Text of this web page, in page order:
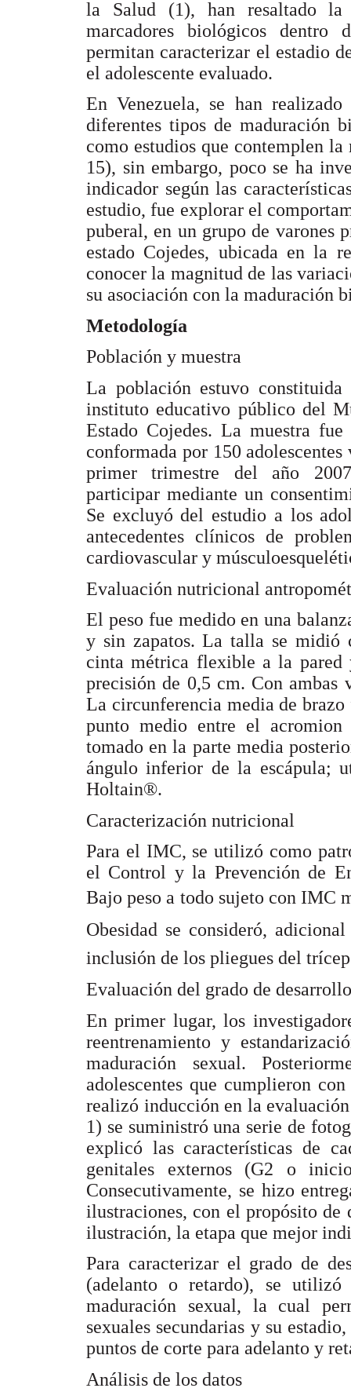
la Salud (1), han resaltado la
marcadores biológicos
permitan caracterizar el estadio
el adolescente evaluado.
En Venezuela, se han
diferentes tipos de maduración
como estudios que contemplen
15), sin embargo, poco se ha
indicador según las
estudio, fue explorar el
puberal, en un grupo de varones
estado Cojedes, ubicada en la
conocer la magnitud de las
su asociación con la maduración
Metodología
Población y muestra
La población estuvo
instituto educativo público del
Estado Cojedes. La muestra
conformada por 150
primer trimestre del año
participar mediante un
Se excluyó del estudio a los
antecedentes clínicos de
cardiovascular y
Evaluación nutricional
El peso fue medido en una
y sin zapatos. La talla se midió
cinta métrica flexible a la
precisión de 0,5 cm. Con ambas
La circunferencia media de
punto medio entre el
tomado en la parte media
ángulo inferior de la escápula;
Holtain®.
Caracterización nutricional
Para el IMC, se utilizó como
el Control y la Prevención de
Bajo peso a todo sujeto con
Obesidad se consideró,
inclusión de los pliegues del
Evaluación del grado de
En primer lugar, los
reentrenamiento y
maduración sexual.
adolescentes que cumplieron
realizó inducción en la
1) se suministró una serie de
explicó las características de
genitales externos (G2 o
Consecutivamente, se hizo
ilustraciones, con el propósito de
ilustración, la etapa que mejor
Para caracterizar el grado de
(adelanto o retardo), se utilizó
maduración sexual, la cual
sexuales secundarias y su
puntos de corte para adelanto y
Análisis de los datos